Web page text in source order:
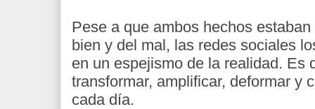
Pese a que ambos hechos
bien y del mal, las redes sociales
en un espejismo de la realidad. Es
transformar, amplificar, deformar y
cada día.